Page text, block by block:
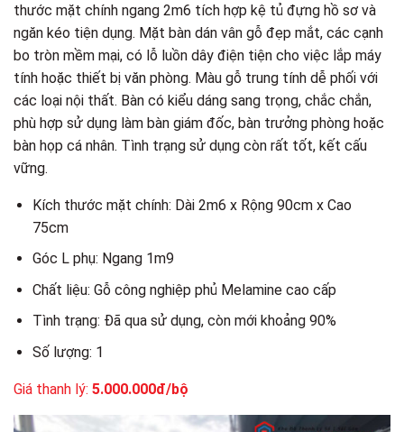
thước mặt chính ngang 2m6 tích hợp kệ tủ đựng hồ sơ và
ngăn kéo tiện dụng. Mặt bàn dán vân gỗ đẹp mắt, các cạnh
bo tròn mềm mại, có lỗ luồn dây điện tiện cho việc lắp máy
tính hoặc thiết bị văn phòng. Màu gỗ trung tính dễ phối với
các loại nội thất. Bàn có kiểu dáng sang trọng, chắc chắn,
phù hợp sử dụng làm bàn giám đốc, bàn trưởng phòng hoặc
bàn họp cá nhân. Tình trạng sử dụng còn rất tốt, kết cấu
vững.
Kích thước mặt chính: Dài 2m6 x Rộng 90cm x Cao
75cm
Góc L phụ: Ngang 1m9
Chất liệu: Gỗ công nghiệp phủ Melamine cao cấp
Tình trạng: Đã qua sử dụng, còn mới khoảng 90%
Số lượng: 1
Giá thanh lý: 5.000.000đ/bộ